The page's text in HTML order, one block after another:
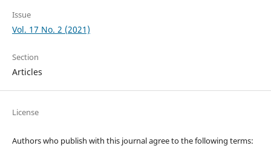
Issue
Vol. 17 No. 2 (2021)
Section
Articles
License
Authors who publish with this journal agree to the following terms: